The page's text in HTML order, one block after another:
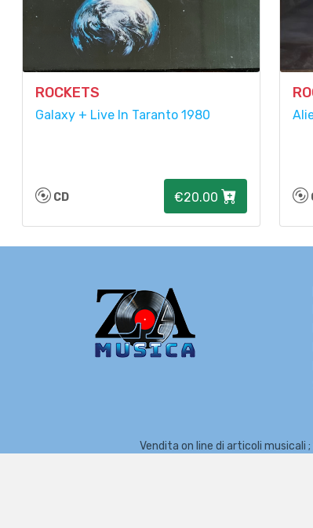
ROCKETS
Galaxy + Live In Taranto 1980
CD €20.00
Vendita on line di articoli musicali